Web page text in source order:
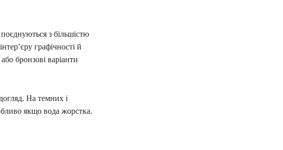
з більшістю
графічності й
бронзові варіанти
На темних і
якщо вода жорстка.